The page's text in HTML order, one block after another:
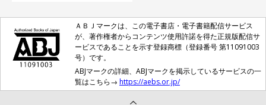
ＡＢＪマークは、この電子書店・電子書籍配信サービス
が、著作権者からコンテンツ使用許諾を得た正規版配信サ
ービスであることを示す登録商標（登録番号 第11091003
号）です。
ABJマークの詳細、ABJマークを掲示しているサービスの一
覧はこちら→ https://aebs.or.jp/